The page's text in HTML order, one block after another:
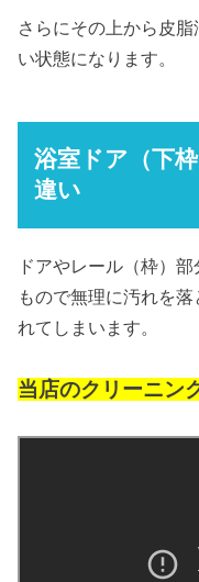
さらにその上から皮
い状態になります。
浴室ドア（下
違い
ドアやレール（枠）
もので無理に汚れを
れてしまいます。
当店のクリーニン